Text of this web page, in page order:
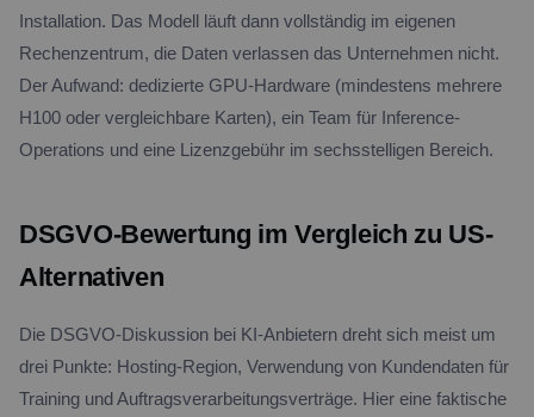
Installation. Das Modell läuft dann vollständig im eigenen
Rechenzentrum, die Daten verlassen das Unternehmen nicht.
Der Aufwand: dedizierte GPU-Hardware (mindestens mehrere
H100 oder vergleichbare Karten), ein Team für Inference-
Operations und eine Lizenzgebühr im sechsstelligen Bereich.
DSGVO-Bewertung im Vergleich zu US-
Alternativen
Die DSGVO-Diskussion bei KI-Anbietern dreht sich meist um
drei Punkte: Hosting-Region, Verwendung von Kundendaten für
Training und Auftragsverarbeitungsverträge. Hier eine faktische